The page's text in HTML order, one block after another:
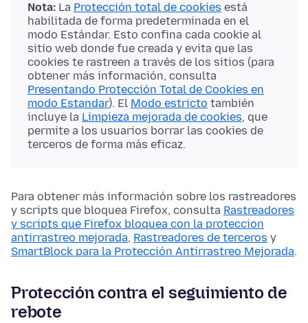
Nota: La Protección total de cookies está
habilitada de forma predeterminada en el
modo Estándar. Esto confina cada cookie al
sitio web donde fue creada y evita que las
cookies te rastreen a través de los sitios (para
obtener más información, consulta
Presentando Protección Total de Cookies en
modo Estandar). El Modo estricto también
incluye la Limpieza mejorada de cookies, que
permite a los usuarios borrar las cookies de
terceros de forma más eficaz.
Para obtener más información sobre los rastreadores
y scripts que bloquea Firefox, consulta Rastreadores
y scripts que Firefox bloquea con la proteccion
antirrastreo mejorada, Rastreadores de terceros y
SmartBlock para la Protección Antirrastreo Mejorada.
Protección contra el seguimiento de
rebote